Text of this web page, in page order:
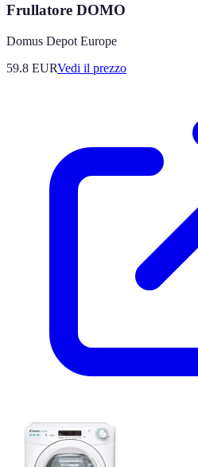
Frullatore DOMO
Domus Depot Europe
59.8 EURVedi il prezzo